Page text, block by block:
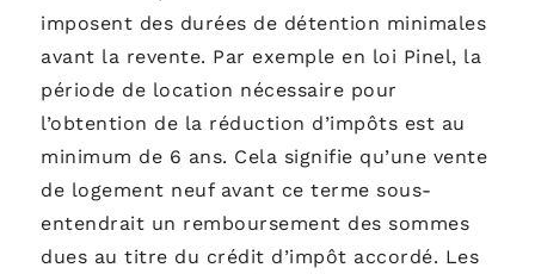
imposent des durées de détention minimales
avant la revente. Par exemple en loi Pinel, la
période de location nécessaire pour
l’obtention de la réduction d’impôts est au
minimum de 6 ans. Cela signifie qu’une vente
de logement neuf avant ce terme sous-
entendrait un remboursement des sommes
dues au titre du crédit d’impôt accordé. Les